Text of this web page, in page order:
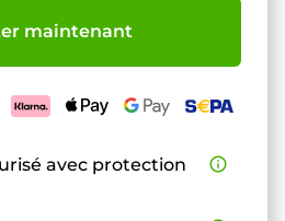
maintenant
avec protection
info_outline